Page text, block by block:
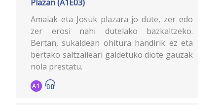
Plazan (A1E03)
Amaiak eta Josuk plazara jo dute, zer edo
zer erosi nahi dutelako bazkaltzeko.
Bertan, sukaldean ohitura handirik ez eta
bertako saltzaileari galdetuko diote gauzak
nola prestatu.
A1